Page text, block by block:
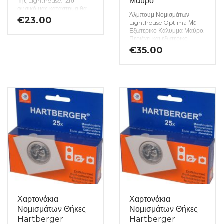
φυσικό μας κατάστημα θα
βρείτε μεγάλη ποικιλία
ελληνικών και ξένων
€23.00
Άλμπουμ Νομισμάτων
Lighthouse Optima Με
Εξωτερικό Κάλυμμα Μαύρο.
Περιέχει και εξωτερικό
κάλυμμα. Χωράει έως και 60
φύλλα OPTIMA (ανάλογα
καλύμματος: 250 x 280 x 65
mm
(Κωδ. 6005)
€35.00
Χαρτονάκια
Νομισμάτων Θήκες
Hartberger
Χαρτονάκια
Νομισμάτων Θήκες
Hartberger